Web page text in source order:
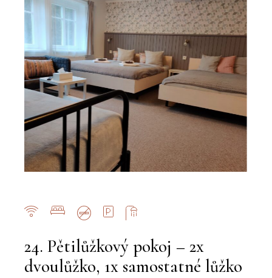
24. Pětilůžkový pokoj – 2x
dvoulůžko, 1x samostatné lůžko